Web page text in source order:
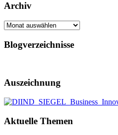
Archiv
Archiv
Blogverzeichnisse
Auszeichnung
Aktuelle Themen